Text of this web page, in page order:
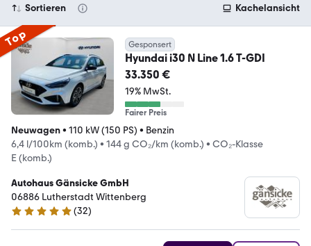
Sortieren Kachelansicht
Top Gesponsert
Hyundai i30 N Line 1.6 T-GDI
33.350 €
19% MwSt.
Fairer Preis
Neuwagen• 110 kW (150 PS) • Benzin
6,4 l/100km (komb.) • 144 g CO₂/km (komb.) • CO₂-Klasse
E (komb.)
Autohaus Gänsicke GmbH
06886 Lutherstadt Wittenberg
5 Sterne
(32)